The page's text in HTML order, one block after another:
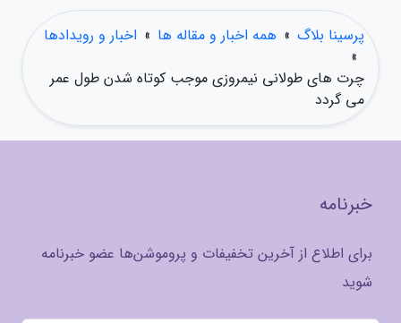
پرسینا بلاگ » همه اخبار و مقاله ها » اخبار و رویدادها
»
چرت های طولانی نیمروزی موجب کوتاه شدن طول عمر
می گردد
خبرنامه
برای اطلاع از آخرین تخفیفات و پروموشن‌ها عضو خبرنامه
شوید